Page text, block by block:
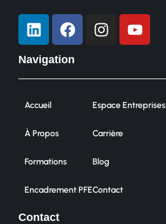
Navigation
Accueil
À Propos
Formations
Encadrement PFE
Espace Entreprises
Carrière
Blog
Contact
Contact